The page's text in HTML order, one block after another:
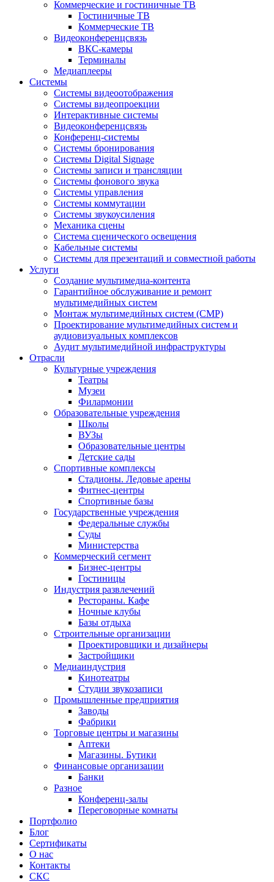
Коммерческие и гостиничные ТВ
Гостиничные ТВ
Коммерческие ТВ
Видеоконференцсвязь
ВКС-камеры
Терминалы
Медиаплееры
Системы
Системы видеоотображения
Системы видеопроекции
Интерактивные системы
Видеоконференцсвязь
Конференц-системы
Системы бронирования
Системы Digital Signage
Системы записи и трансляции
Системы фонового звука
Системы управления
Системы коммутации
Системы звукоусиления
Механика сцены
Система сценического освещения
Кабельные системы
Системы для презентаций и совместной работы
Услуги
Создание мультимедиа-контента
Гарантийное обслуживание и ремонт
мультимедийных систем
Монтаж мультимедийных систем (СМР)
Проектирование мультимедийных систем и
аудиовизуальных комплексов
Аудит мультимедийной инфраструктуры
Отрасли
Культурные учреждения
Театры
Музеи
Филармонии
Образовательные учреждения
Школы
ВУЗы
Образовательные центры
Детские сады
Спортивные комплексы
Стадионы. Ледовые арены
Фитнес-центры
Спортивные базы
Государственные учреждения
Федеральные службы
Суды
Министерства
Коммерческий сегмент
Бизнес-центры
Гостиницы
Индустрия развлечений
Рестораны. Кафе
Ночные клубы
Базы отдыха
Строительные организации
Проектировщики и дизайнеры
Застройщики
Медиаиндустрия
Кинотеатры
Студии звукозаписи
Промышленные предприятия
Заводы
Фабрики
Торговые центры и магазины
Аптеки
Магазины. Бутики
Финансовые организации
Банки
Разное
Конференц-залы
Переговорные комнаты
Портфолио
Блог
Сертификаты
О нас
Контакты
СКС